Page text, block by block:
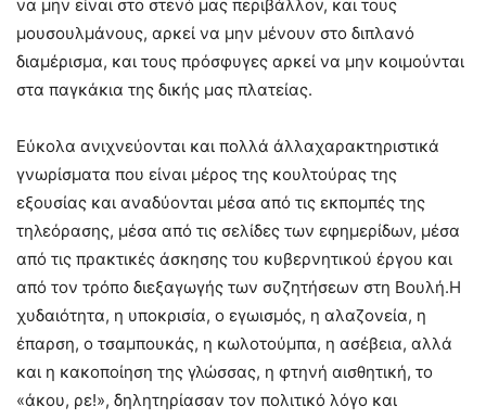
να μην είναι στο στενό μας περιβάλλον, και τους
μουσουλμάνους, αρκεί να μην μένουν στο διπλανό
διαμέρισμα, και τους πρόσφυγες αρκεί να μην κοιμούνται
στα παγκάκια της δικής μας πλατείας.
Εύκολα ανιχνεύονται και πολλά άλλαχαρακτηριστικά
γνωρίσματα που είναι μέρος της κουλτούρας της
εξουσίας και αναδύονται μέσα από τις εκπομπές της
τηλεόρασης, μέσα από τις σελίδες των εφημερίδων, μέσα
από τις πρακτικές άσκησης του κυβερνητικού έργου και
από τον τρόπο διεξαγωγής των συζητήσεων στη Βουλή.Η
χυδαιότητα, η υποκρισία, ο εγωισμός, η αλαζονεία, η
έπαρση, ο τσαμπουκάς, η κωλοτούμπα, η ασέβεια, αλλά
και η κακοποίηση της γλώσσας, η φτηνή αισθητική, το
«άκου, ρε!», δηλητηρίασαν τον πολιτικό λόγο και